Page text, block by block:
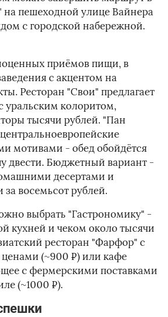
на пешеходной улице Вайнера
с городской набережной.
приёмов пищи, в
с акцентом на
Ресторан "Свои" предлагает
уральским колоритом,
тысячи рублей. "Пан
мотивами - обед обойдётся
двести. Бюджетный вариант -
десертами и
восемьсот рублей.
выбрать "Гастрономику" -
кухней и чеком около тысячи
ресторан "Фарфор" с
(~900 ₽) или кафе
с фермерскими поставками
(~1000 ₽).